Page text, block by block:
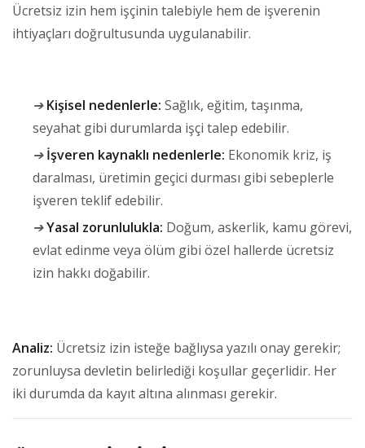
Ücretsiz izin hem işçinin talebiyle hem de işverenin
ihtiyaçları doğrultusunda uygulanabilir.
➔Kişisel nedenlerle: Sağlık, eğitim, taşınma,
seyahat gibi durumlarda işçi talep edebilir.
➔İşveren kaynaklı nedenlerle: Ekonomik kriz, iş
daralması, üretimin geçici durması gibi sebeplerle
işveren teklif edebilir.
➔Yasal zorunlulukla: Doğum, askerlik, kamu görevi,
evlat edinme veya ölüm gibi özel hallerde ücretsiz
izin hakkı doğabilir.
Analiz: Ücretsiz izin isteğe bağlıysa yazılı onay gerekir;
zorunluysa devletin belirlediği koşullar geçerlidir. Her
iki durumda da kayıt altına alınması gerekir.